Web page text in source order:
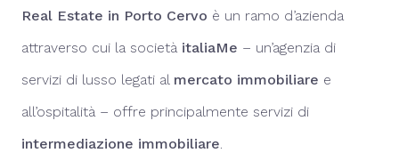
Real Estate in Porto Cervo è un ramo d’azienda
attraverso cui la società italiaMe – un’agenzia di
servizi di lusso legati al mercato immobiliare e
all’ospitalità – offre principalmente servizi di
intermediazione immobiliare.